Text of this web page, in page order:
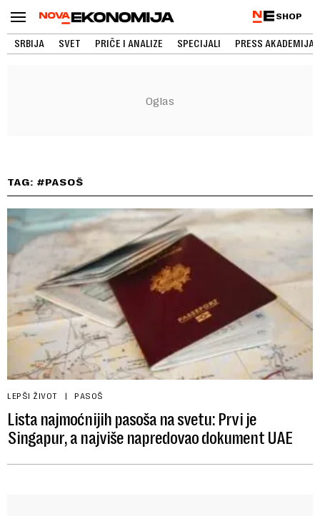
SHOP
SRBIJA SVET PRIČE I ANALIZE SPECIJALI PRESS AKADEMIJA
TAG: #PASOŠ
LEPŠI ŽIVOT PASOŠ
Lista najmoćnijih pasoša na svetu: Prvi je
Singapur, a najviše napredovao dokument UAE